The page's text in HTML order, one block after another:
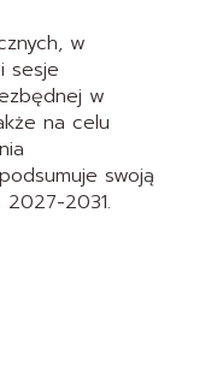
w
sesje
w
na celu
swoją
2031.